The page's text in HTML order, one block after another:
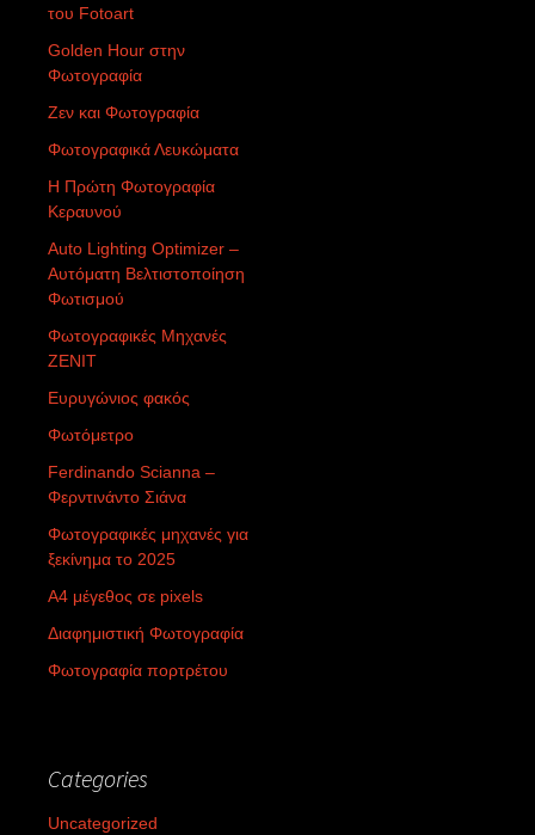
του Fotoart
Golden Hour στην
Φωτογραφία
Ζεν και Φωτογραφία
Φωτογραφικά Λευκώματα
Η Πρώτη Φωτογραφία
Κεραυνού
Auto Lighting Optimizer –
Αυτόματη Βελτιστοποίηση
Φωτισμού
Φωτογραφικές Μηχανές
ZENIT
Ευρυγώνιος φακός
Φωτόμετρο
Ferdinando Scianna –
Φερντινάντο Σιάνα
Φωτογραφικές μηχανές για
ξεκίνημα το 2025
Α4 μέγεθος σε pixels
Διαφημιστική Φωτογραφία
Φωτογραφία πορτρέτου
Categories
Uncategorized